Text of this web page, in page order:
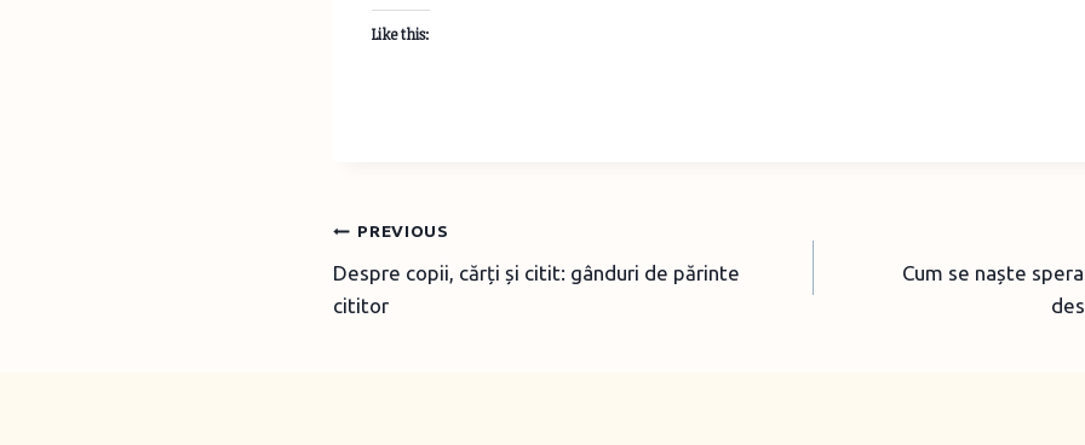
Like this:
Post
navigation
PREVIOUS
Despre copii, cărți și citit: gânduri de părinte
cititor
Cum se naște